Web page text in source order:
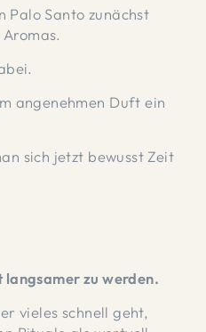
Palo Santo zunächst
angenehmen Duft ein
sich jetzt bewusst Zeit
langsamer zu werden.
vieles schnell geht,